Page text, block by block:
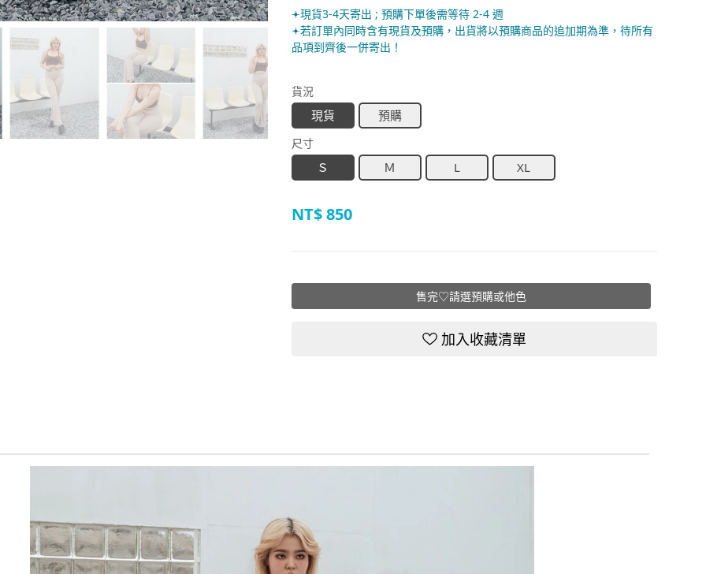
𖥔現貨3-4天寄出 ; 預購下單後需等待 2-4 週
𖥔若訂單內同時含有現貨及預購，出貨將以預購商品的追加期為準，待所有
品項到齊後一併寄出！
貨況
現貨 預購
尺寸
Ｓ Ｍ L XL
NT$850
售完♡請選預購或他色
加入收藏清單